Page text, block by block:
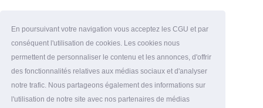
En poursuivant votre navigation vous acceptez les CGU et par
conséquent l'utilisation de cookies. Les cookies nous
permettent de personnaliser le contenu et les annonces, d'offrir
des fonctionnalités relatives aux médias sociaux et d'analyser
notre trafic. Nous partageons également des informations sur
l'utilisation de notre site avec nos partenaires de médias